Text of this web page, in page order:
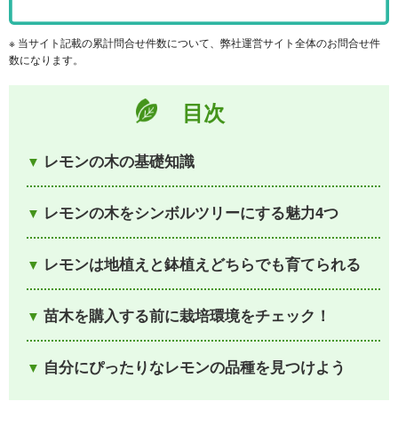
※ 当サイト記載の累計問合せ件数について、弊社運営サイト全体のお問合せ件
数になります。
目次
レモンの木の基礎知識
レモンの木をシンボルツリーにする魅力4つ
レモンは地植えと鉢植えどちらでも育てられる
苗木を購入する前に栽培環境をチェック！
自分にぴったりなレモンの品種を見つけよう